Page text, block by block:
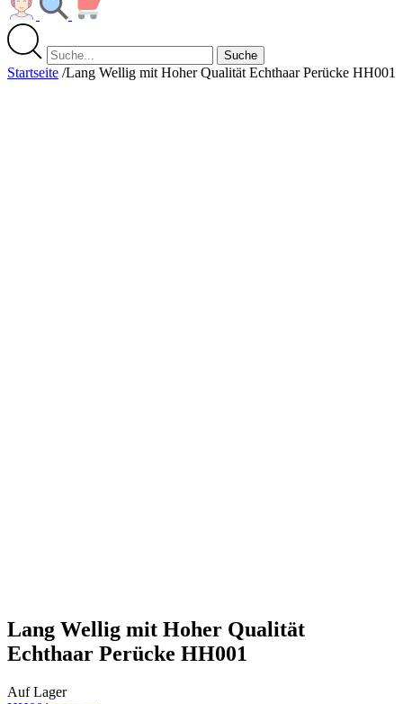
Suche
Startseite /Lang Wellig mit Hoher Qualität Echthaar Perücke HH001
Lang Wellig mit Hoher Qualität
Echthaar Perücke HH001
Auf Lager